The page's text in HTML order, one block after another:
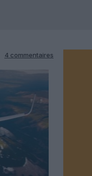
4 commentaires